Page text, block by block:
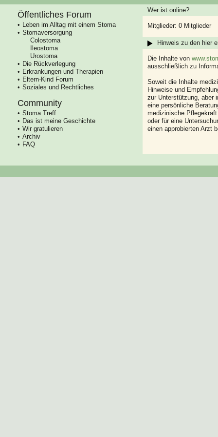
Öffentliches Forum
Leben im Alltag mit einem Stoma
Stomaversorgung
Colostoma
Ileostoma
Urostoma
Die Rückverlegung
Erkrankungen und Therapien
Eltern-Kind Forum
Soziales und Rechtliches
Community
Stoma Treff
Das ist meine Geschichte
Wir gratulieren
Archiv
FAQ
Wer ist online?
Mitglieder: 0 Mitglieder
Hinweis zu den hier
Die Inhalte von
ausschließlich zu
Soweit die Inhalte
Hinweise und
zur Unterstützung, aber
eine persönliche
medizinische
oder für eine
einen approbierten Arzt